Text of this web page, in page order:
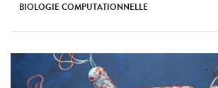
BIOLOGIE COMPUTATIONNELLE